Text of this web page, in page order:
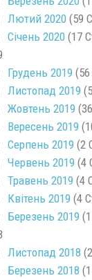
Лютий 2020(59
Січень 2020(17
Грудень 2019 (56
Листопад 2019
Жовтень 2019
Вересень 2019
Серпень 2019 (2
Червень 2019 (4
Травень 2019 (4
Квітень 2019 (4
Березень 2019
Листопад 2018
Березень 2018